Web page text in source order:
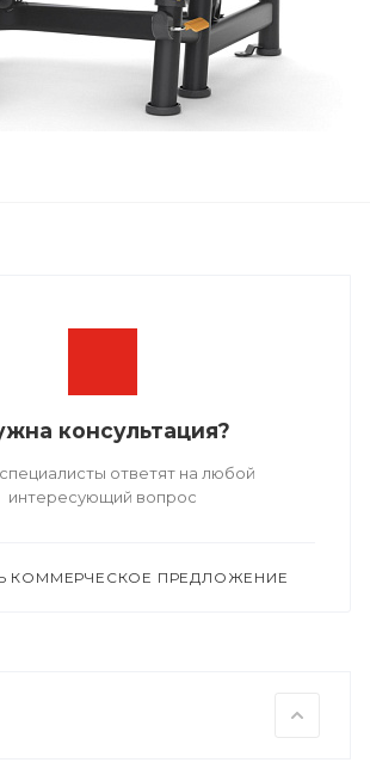
консультация?
ответят на любой
интересующий вопрос
КОММЕРЧЕСКОЕ ПРЕДЛОЖЕНИЕ